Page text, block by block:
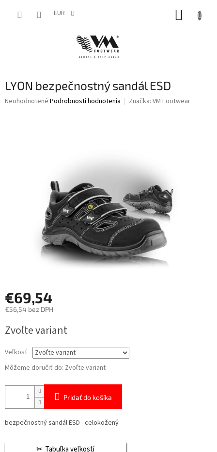
EUR
LYON bezpečnostný sandál ESD
Priemerné
Neohodnotené Podrobnosti hodnotenia Značka: VM Footwear
€69,54
€56,54 bez DPH
cena:
Zvoľte variant
Veľkosť
Môžeme doručiť do: Zvoľte variant
Pridať do košíka
bezpečnostný sandál ESD - celokožený
Tabuľka veľkostí